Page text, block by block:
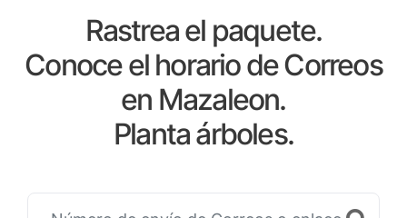
Rastrea el paquete.
Conoce el horario de Correos
en Mazaleon.
Planta árboles.